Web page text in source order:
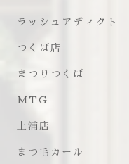
ラッシュアディクト
つくば店
まつりつくば
MTG
土浦店
まつ毛カール